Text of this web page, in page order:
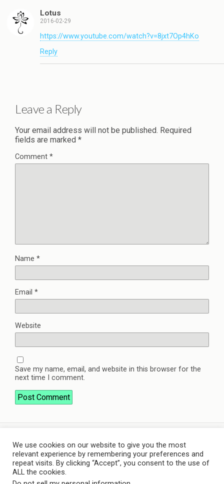
Lotus
2016-02-29
https://www.youtube.com/watch?v=8jxt7Op4hKo
Reply
Leave a Reply
Your email address will not be published. Required
fields are marked *
Comment *
Name *
Email *
Website
Save my name, email, and website in this browser for the
next time I comment.
Back to top
Mobile
We use cookies on our website to give you the most
relevant experience by remembering your preferences and
repeat visits. By clicking “Accept”, you consent to the use of
ALL the cookies.